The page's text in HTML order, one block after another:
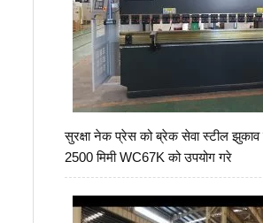
सुरक्षा नेक प्रेस को ब्रेक सेवा स्टील झुकाव
2500 मिमी WC67K को उपयोग गरे